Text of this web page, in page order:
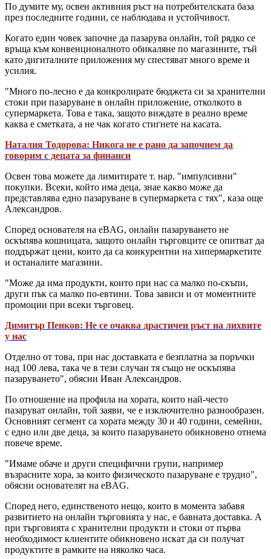
По думите му, освен активния ръст на потребителската база
през последните години, се наблюдава и устойчивост.
Когато един човек започне да пазарува онлайн, той рядко се
връща към конвенционалното обикаляне по магазините, тъй
като дигиталните приложения му спестяват много време и
усилия.
"Много по-лесно е да конкролирате бюджета си за хранителни
стоки при пазаруване в онлайн приложение, отколкото в
супермаркета. Това е така, защото виждате в реално време
каква е сметката, а не чак когато стигнете на касата.
Наталия Тодорова: Никога не е рано да започнем да
говорим с децата за финанси
Освен това можете да лимитирате т. нар. "импулсивни"
покупки. Всеки, който има деца, знае какво може да
представлява едно пазаруване в супермаркета с тях", каза още
Александров.
Според основателя на eBAG, онлайн пазаруването не
оскъпява кошницата, защото онлайн търговците се опитват да
поддържат цени, които да са конкурентни на хипермаркетите
и останалите магазини.
"Може да има продукти, които при нас са малко по-скъпи,
други пък са малко по-евтини. Това зависи и от моментните
промоции при всеки търговец.
Димитър Пенков: Не се очаква драстичен ръст на лихвите
у нас
Отделно от това, при нас доставката е безплатна за поръчки
над 100 лева, така че в тези случаи тя също не оскъпява
пазаруването", обясни Иван Александров.
По отношение на профила на хората, които най-често
пазаруват онлайн, той заяви, че е изключително разнообразен.
Основният сегмент са хората между 30 и 40 години, семейни,
с едно или две деца, за които пазаруването обикновено отнема
повече време.
"Имаме обаче и други специфични групи, например
възрасните хора, за които физическото пазаруване е трудно",
обясни основателят на eBAG.
Според него, единственото нещо, които в момента забавя
развитието на онлайн търговията у нас, е бавната доставка. А
при търговията с хранителни продукти и стоки от първа
необходимост клиентите обикновено искат да си получат
продуктите в рамките на няколко часа.